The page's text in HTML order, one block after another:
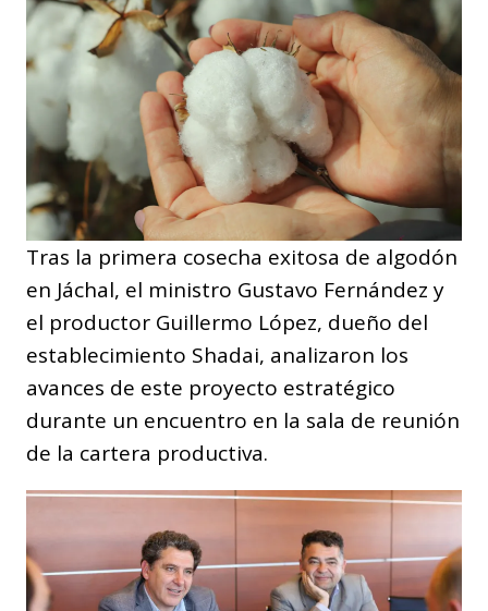
Tras la primera cosecha exitosa de algodón
en Jáchal, el ministro Gustavo Fernández y
el productor Guillermo López, dueño del
establecimiento Shadai, analizaron los
avances de este proyecto estratégico
durante un encuentro en la sala de reunión
de la cartera productiva.